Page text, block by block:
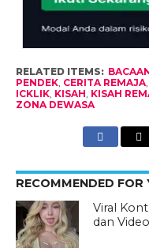
RELATED ITEMS:
PENDEK, CERITA REMAJA,
ICKLIK, KISAH, KISAH
ZONA DEWASA
RECOMMENDED FOR
Viral
dan